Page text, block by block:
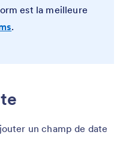
est la meilleure
.
un champ de date